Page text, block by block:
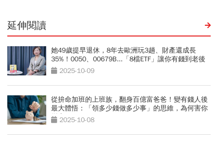
延伸閱讀
她49歲提早退休，8年去歐洲玩3趟、財產還成長
35%！0050、00679B...「8檔ETF」讓你有錢到老後
2025-10-09
從拚命加班的上班族，翻身百億富爸爸！變有錢人後
最大體悟：「領多少錢做多少事」的思維，為何害你
變窮？
2025-10-08